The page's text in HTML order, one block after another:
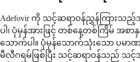
Adefovir ကို သင့်ဆရာဝန်ညွှန်ကြား
ပါ၊ ပုံမှန်အားဖြင့် တစ်နေ့တစ်ကြိမ် အ
သောက်ပါ။ ပုံမှန်သောက်သုံးသော ပမာ
မီလီဂရမ်ဖြစ်ပြီး သင့်ဆရာဝန်သည် သင့်